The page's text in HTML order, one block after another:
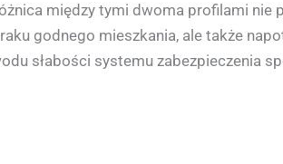
między tymi dwoma profilami nie
godnego mieszkania, ale także
słabości systemu zabezpieczenia